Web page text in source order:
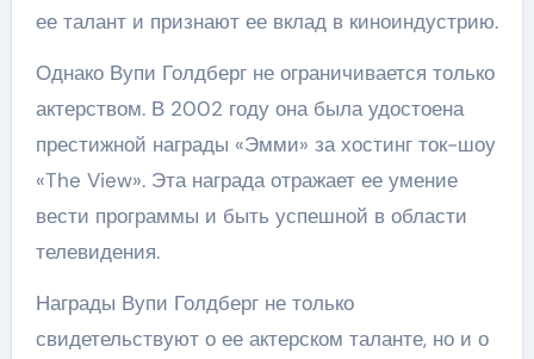
ее талант и признают ее вклад в киноиндустрию.
Однако Вупи Голдберг не ограничивается только
актерством. В 2002 году она была удостоена
престижной награды «Эмми» за хостинг ток-шоу
«The View». Эта награда отражает ее умение
вести программы и быть успешной в области
телевидения.
Награды Вупи Голдберг не только
свидетельствуют о ее актерском таланте, но и о